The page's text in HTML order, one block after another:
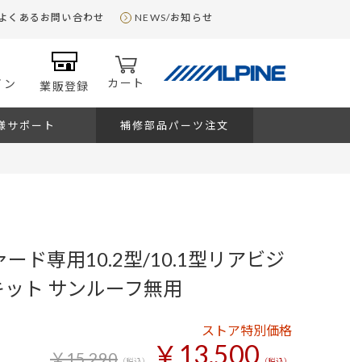
よくあるお問い合わせ NEWS/お知らせ
ン 業販登録 カート
サポート 補修部品パーツ注文
ード専用10.2型/10.1型リアビジ
ト サンルーフ無用
ストア特別価格
￥15,290 ￥13,500